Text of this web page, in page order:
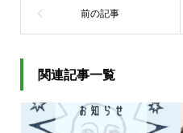
関連記事一覧